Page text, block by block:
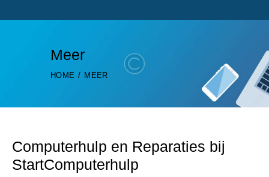
Meer
HOME MEER
Computerhulp en Reparaties bij
StartComputerhulp